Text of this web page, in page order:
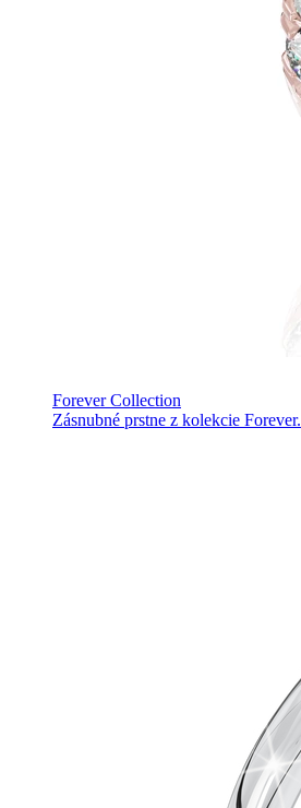
Forever Collection
Zásnubné prstne z kolekcie Forever.